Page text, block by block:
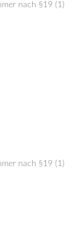
nach §19 (1)
nach §19 (1)